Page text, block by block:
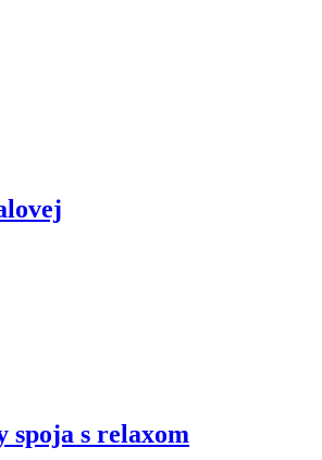
spoja s relaxom